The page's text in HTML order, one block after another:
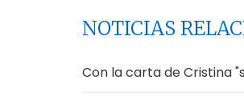
NOTICIAS
Con la carta de Cristina